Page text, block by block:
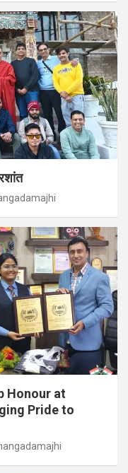
Honour at
Pride to